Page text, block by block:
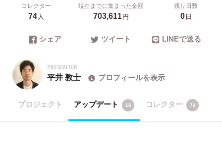
コレクター
74人
現在までに集まった金額
703,611円
残り日数
0日
シェア ツイート LINEで送る
PRESENTER
平井 敦士 プロフィールを表示
プロジェクト アップデート 16 コレクター 74